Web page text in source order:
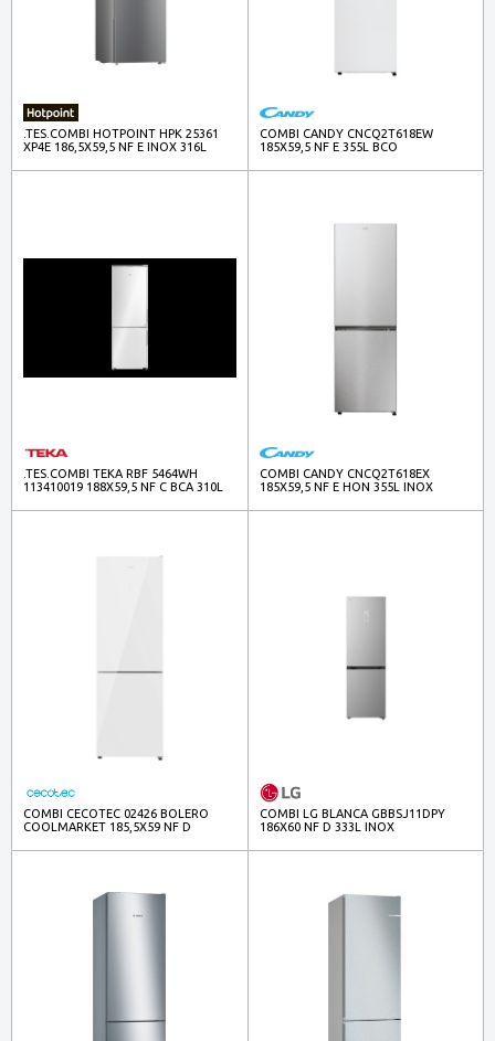
.TES.COMBI HOTPOINT HPK 25361
XP4E 186,5X59,5 NF E INOX 316L
COMBI CANDY CNCQ2T618EW
185X59,5 NF E 355L BCO
.TES.COMBI TEKA RBF 5464WH
113410019 188X59,5 NF C BCA 310L
COMBI CANDY CNCQ2T618EX
185X59,5 NF E HON 355L INOX
COMBI CECOTEC 02426 BOLERO
COOLMARKET 185,5X59 NF D
COMBI LG BLANCA GBBSJ11DPY
186X60 NF D 333L INOX